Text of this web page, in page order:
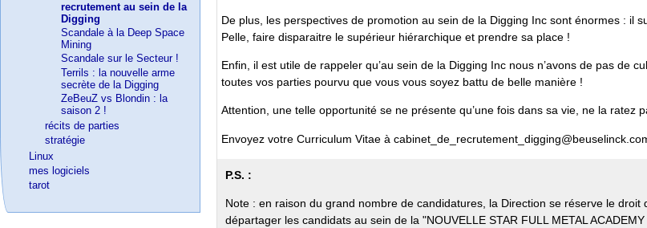
De plus, les perspectives de promotion au sein de la Digging Inc sont énormes : il
Pelle, faire disparaitre le supérieur hiérarchique et prendre sa place !
Enfin, il est utile de rappeler qu’au sein de la Digging Inc nous n’avons de pas de
toutes vos parties pourvu que vous vous soyez battu de belle manière !
Attention, une telle opportunité se ne présente qu’une fois dans sa vie, ne la ratez
Envoyez votre Curriculum Vitae à
P.S. :
Note : en raison du grand nombre de candidatures, la Direction se réserve le
départager les candidats au sein de la "NOUVELLE STAR FULL METAL
recrutement au sein de la
Digging
Scandale à la Deep Space
Mining
Scandale sur le Secteur !
Terrils : la nouvelle arme
secrète de la Digging
ZeBeuZ vs Blondin : la
saison 2 !
récits de parties
stratégie
Linux
mes logiciels
tarot